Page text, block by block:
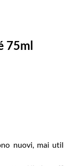
75ml
nuovi, mai